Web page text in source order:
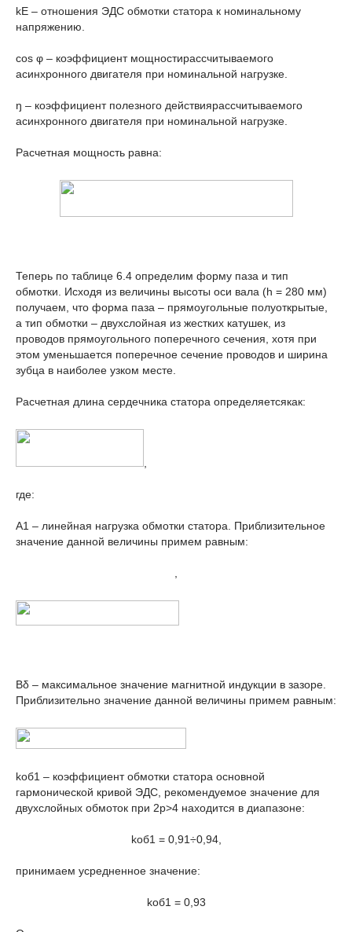
kE – отношения ЭДС обмотки статора к номинальному
напряжению.
cos φ – коэффициент мощностирассчитываемого
асинхронного двигателя при номинальной нагрузке.
ŋ – коэффициент полезного действиярассчитываемого
асинхронного двигателя при номинальной нагрузке.
Расчетная мощность равна:
Теперь по таблице 6.4 определим форму паза и тип
обмотки. Исходя из величины высоты оси вала (h = 280 мм)
получаем, что форма паза – прямоугольные полуоткрытые,
а тип обмотки – двухслойная из жестких катушек, из
проводов прямоугольного поперечного сечения, хотя при
этом уменьшается поперечное сечение проводов и ширина
зубца в наиболее узком месте.
Расчетная длина сердечника статора определяетсякак:
где:
А1 – линейная нагрузка обмотки статора. Приблизительное
значение данной величины примем равным:
Bδ – максимальное значение магнитной индукции в зазоре.
Приблизительно значение данной величины примем равным:
kоб1 – коэффициент обмотки статора основной
гармонической кривой ЭДС, рекомендуемое значение для
двухслойных обмоток при 2p>4 находится в диапазоне:
kоб1 = 0,91÷0,94,
принимаем усредненное значение:
kоб1 = 0,93